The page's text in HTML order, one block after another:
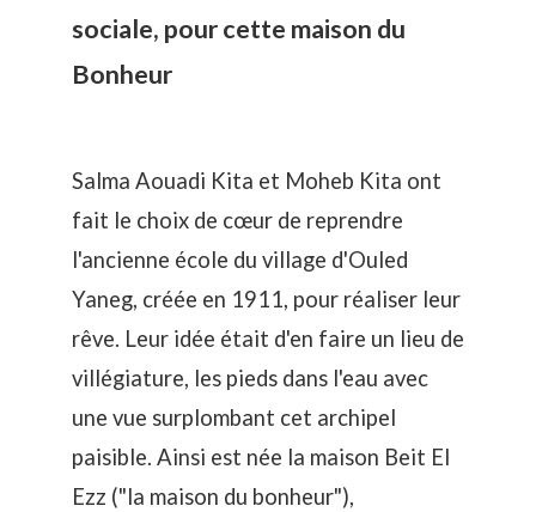
sociale, pour cette maison du
Bonheur
Salma Aouadi Kita et Moheb Kita ont
fait le choix de cœur de reprendre
l'ancienne école du village d'Ouled
Yaneg, créée en 1911, pour réaliser leur
rêve. Leur idée était d'en faire un lieu de
villégiature, les pieds dans l'eau avec
une vue surplombant cet archipel
paisible. Ainsi est née la maison Beit El
Ezz ("la maison du bonheur"),